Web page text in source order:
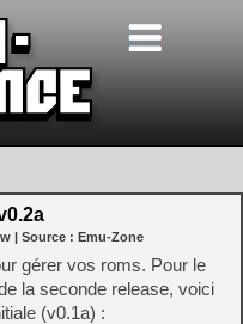
| Source : Emu-Zone
gérer vos roms. Pour le
la seconde release, voici
(v0.1a) :